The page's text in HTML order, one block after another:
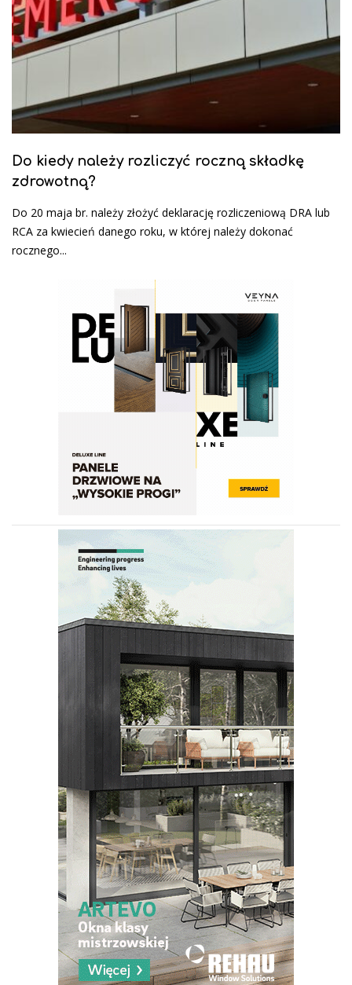
Do kiedy należy rozliczyć roczną składkę
zdrowotną?
Do 20 maja br. należy złożyć deklarację rozliczeniową DRA lub
RCA za kwiecień danego roku, w której należy dokonać
rocznego...